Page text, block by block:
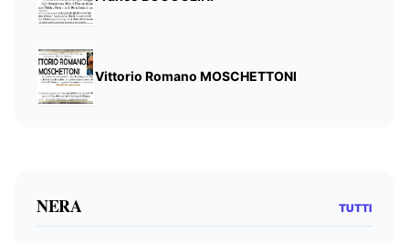
Vittorio Romano MOSCHETTONI
NERA TUTTI